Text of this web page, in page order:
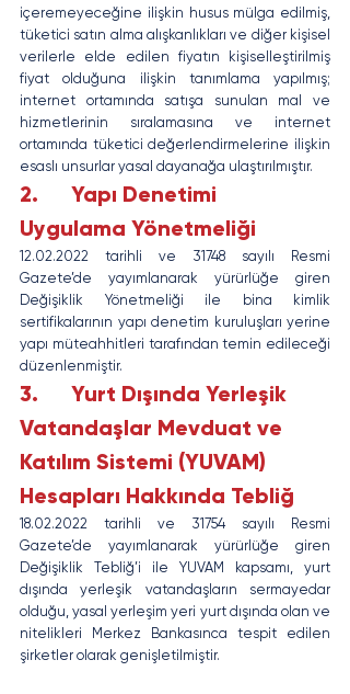
içeremeyeceğine ilişkin husus mülga edilmiş,
tüketici satın alma alışkanlıkları ve diğer kişisel
verilerle elde edilen fiyatın kişiselleştirilmiş
fiyat olduğuna ilişkin tanımlama yapılmış;
internet ortamında satışa sunulan mal ve
hizmetlerinin sıralamasına ve internet
ortamında tüketici değerlendirmelerine ilişkin
esaslı unsurlar yasal dayanağa ulaştırılmıştır.
2.      Yapı Denetimi
Uygulama Yönetmeliği
12.02.2022 tarihli ve 31748 sayılı Resmi
Gazete’de yayımlanarak yürürlüğe giren
Değişiklik Yönetmeliği ile bina kimlik
sertifikalarının yapı denetim kuruluşları yerine
yapı müteahhitleri tarafından temin edileceği
düzenlenmiştir.
3.      Yurt Dışında Yerleşik
Vatandaşlar Mevduat ve
Katılım Sistemi (YUVAM)
Hesapları Hakkında Tebliğ
18.02.2022 tarihli ve 31754 sayılı Resmi
Gazete’de yayımlanarak yürürlüğe giren
Değişiklik Tebliğ’i ile YUVAM kapsamı, yurt
dışında yerleşik vatandaşların sermayedar
olduğu, yasal yerleşim yeri yurt dışında olan ve
nitelikleri Merkez Bankasınca tespit edilen
şirketler olarak genişletilmiştir.